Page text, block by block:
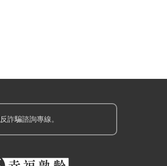
詐騙諮詢專線。